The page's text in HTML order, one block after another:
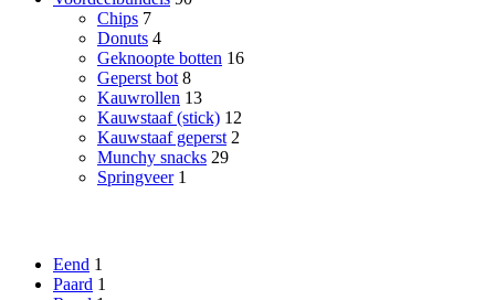
Chips 7
Donuts 4
Geknoopte botten 16
Geperst bot 8
Kauwrollen 13
Kauwstaaf (stick) 12
Kauwstaaf geperst 2
Munchy snacks 29
Springveer 1
Eend 1
Paard 1